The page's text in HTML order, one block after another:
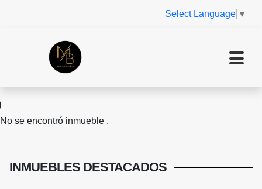
Select Language ▼
No se encontró inmueble .
INMUEBLES DESTACADOS